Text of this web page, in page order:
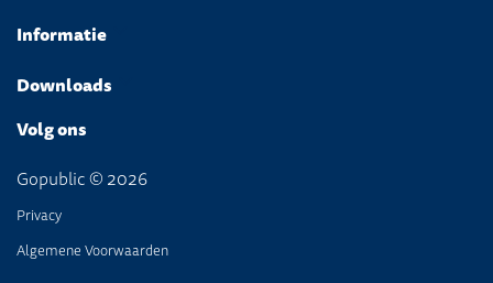
Informatie
Downloads
Volg ons
Gopublic © 2026
Privacy
Algemene Voorwaarden